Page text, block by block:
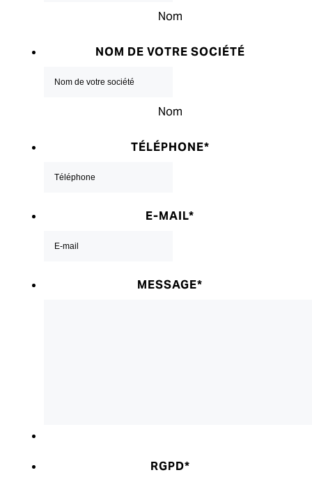
Nom
NOM DE VOTRE SOCIÉTÉ
Nom
TÉLÉPHONE*
E-MAIL*
MESSAGE*
RGPD*